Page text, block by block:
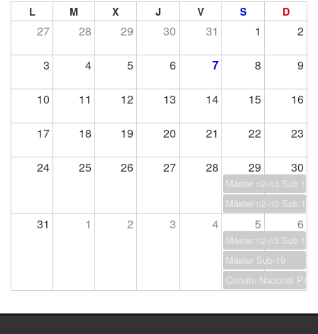
L M X J V S D
27 28 29 30 31 1 2
3 4 5 6 7 8 9
10 11 12 13 14 15 16
17 18 19 20 21 22 23
24 25 26 27 28 29 30
Máster n2-n3 Sub 13
Máster n2-n3 Sub 17
31 1 2 3 4 5 6
Máster n2-n3 Sub 15
Máster Sub-19
Circuito Nacional